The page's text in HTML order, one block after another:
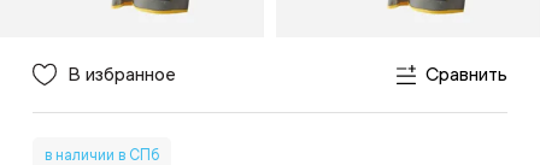
В избранное Сравнить
в наличии в СПб